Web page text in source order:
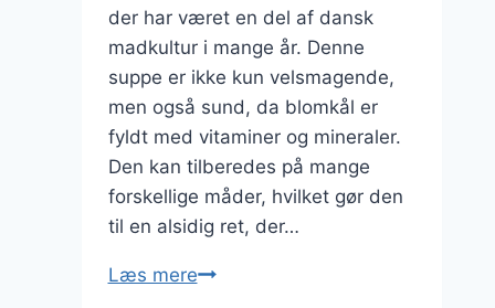
der har været en del af dansk
madkultur i mange år. Denne
suppe er ikke kun velsmagende,
men også sund, da blomkål er
fyldt med vitaminer og mineraler.
Den kan tilberedes på mange
forskellige måder, hvilket gør den
til en alsidig ret, der…
Læs mereBlomkålssuppe: